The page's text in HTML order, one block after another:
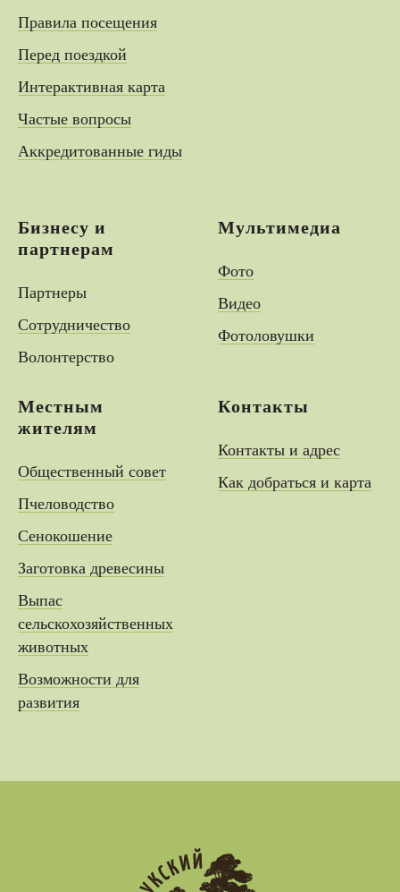
Правила посещения
Перед поездкой
Интерактивная карта
Частые вопросы
Аккредитованные гиды
Бизнесу и
партнерам
Партнеры
Сотрудничество
Волонтерство
Мультимедиа
Фото
Видео
Фотоловушки
Местным
жителям
Общественный совет
Пчеловодство
Сенокошение
Заготовка древесины
Выпас
сельскохозяйственных
животных
Возможности для
развития
Контакты
Контакты и адрес
Как добраться и карта